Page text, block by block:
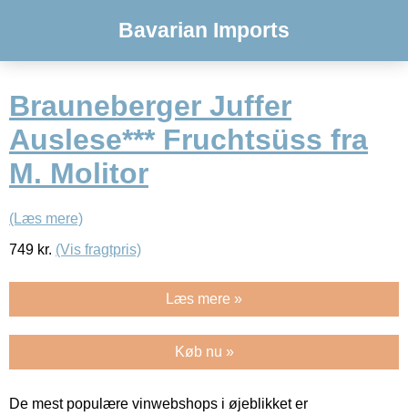
Bavarian Imports
Brauneberger Juffer
Auslese*** Fruchtsüss fra
M. Molitor
(Læs mere)
749 kr. (Vis fragtpris)
Læs mere »
Køb nu »
De mest populære vinwebshops i øjeblikket er